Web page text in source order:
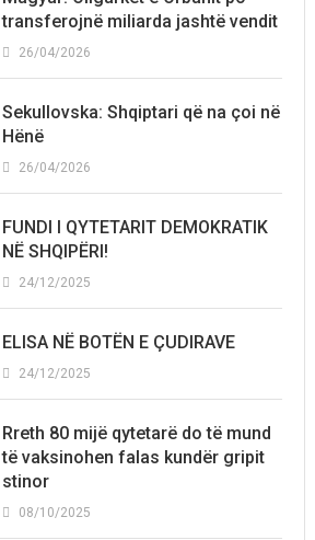
transferojnë miliarda jashtë vendit
26/04/2026
Sekullovska: Shqiptari që na çoi në
Hënë
26/04/2026
FUNDI I QYTETARIT DEMOKRATIK
NË SHQIPËRI!
24/12/2025
ELISA NË BOTËN E ÇUDIRAVE
24/12/2025
Rreth 80 mijë qytetarë do të mund
të vaksinohen falas kundër gripit
stinor
08/10/2025